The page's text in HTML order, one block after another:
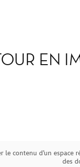
EN
contenu d’un espace
des